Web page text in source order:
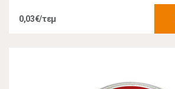
0,03€/τεμ